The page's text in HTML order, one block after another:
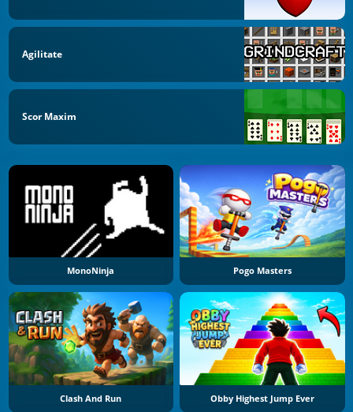
Agilitate
Scor Maxim
MonoNinja Pogo Masters
Clash And Run Obby Highest Jump Ever